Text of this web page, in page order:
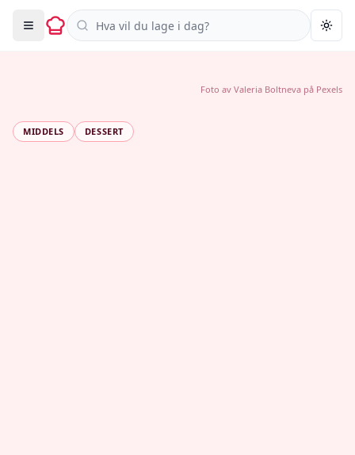
Søk i oppskrifter
MIDDELS DESSERT
Foto av Valeria Boltneva på Pexels